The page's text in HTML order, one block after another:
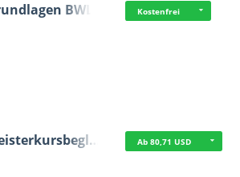
BWL Kostenfrei
Ab 80,71 USD